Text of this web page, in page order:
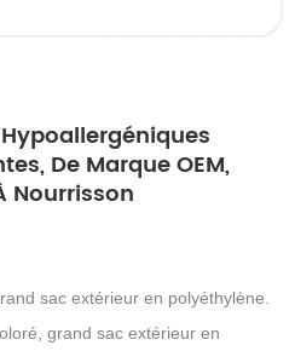
De Marque OEM,
Nourrisson
sac extérieur en polyéthylène.
grand sac extérieur en